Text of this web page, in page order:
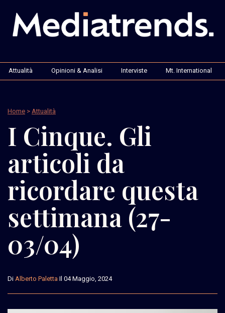
Attualità Opinioni & Analisi Interviste Mt. International
Home > Attualità
I Cinque. Gli
articoli da
ricordare questa
settimana (27-
03/04)
Di Alberto Paletta Il 04 Maggio, 2024